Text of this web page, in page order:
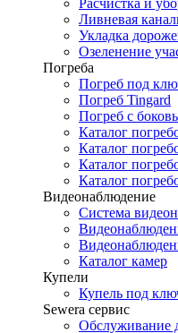
Ливневая
Укладка
Озеленение
Погреба
Погреб под
Погреб Tingard
Погреб с
Каталог
Каталог
Каталог
Каталог
Видеонаблюдение
Система
Каталог камер
Купели
Купель под
Sewera сервис
Обслуживание